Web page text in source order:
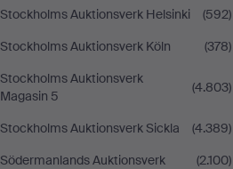
Stockholms Auktionsverk Helsinki
(592)
Stockholms Auktionsverk Köln
(378)
Stockholms Auktionsverk
Magasin 5
(4.803)
Stockholms Auktionsverk Sickla
(4.389)
Södermanlands Auktionsverk
(2.100)